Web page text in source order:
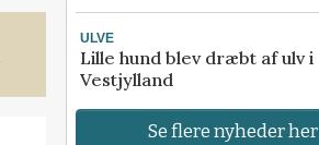
ULVE
Lille hund blev dræbt af ulv i
Vestjylland
Se flere nyheder her